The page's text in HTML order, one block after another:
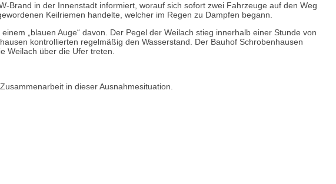
Brand in der Innenstadt informiert, worauf sich sofort zwei Fahrzeuge auf den Weg
Keilriemen handelte, welcher im Regen zu Dampfen begann.
„blauen Auge“ davon. Der Pegel der Weilach stieg innerhalb einer Stunde von
kontrollierten regelmäßig den Wasserstand. Der Bauhof Schrobenhausen
Weilach über die Ufer treten.
in dieser Ausnahmesituation.